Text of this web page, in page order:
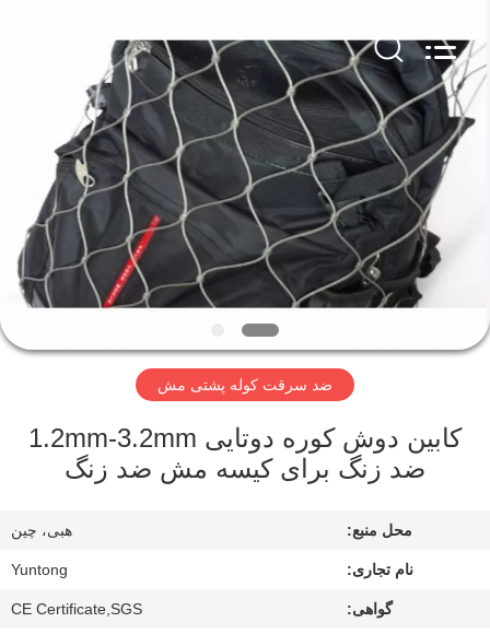
خانه
محصولات
درباره
تور
کنترل
Metal
Mesh
Co.,
Ltd..
Rights
Reserved.
ضد سرقت کوله پشتی مش
کابین دوش کوره دوتایی 1.2mm-3.2mm
ضد زنگ برای کیسه مش ضد زنگ
محل منبع: هبی، چین
نام تجاری: Yuntong
گواهی: CE Certificate,SGS